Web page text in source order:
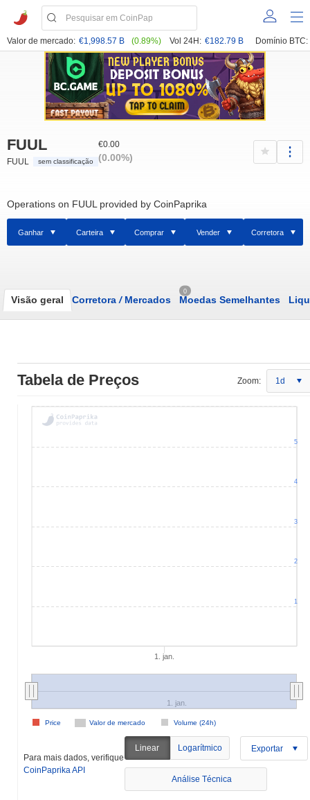
Valor de mercado: €1,998.57 B (0.89%) Vol 24H: €182.79 B Domínio BTC:
FUUL
FUUL sem classificação
€0.00
(0.00%)
Operations on FUUL provided by CoinPaprika
Ganhar Carteira Comprar Vender Corretora
Visão geral Corretora /Mercados
0
Moedas Semelhantes
Tabela de Preços Zoom: 1d
1. jan.
Valor de mercado Volume (24h)
Price
1. jan.
1
2
3
4
5
Para mais dados, verifique
CoinPaprika API
Linear Logarítmico Exportar
Análise Técnica